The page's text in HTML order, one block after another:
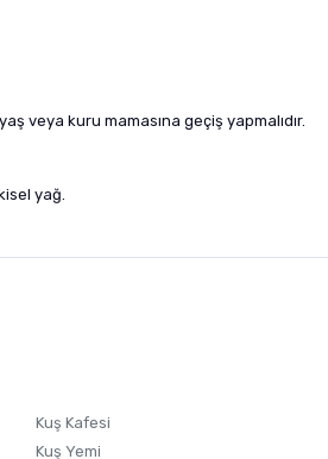
veya kuru mamasına geçiş yapmalıdır.
yağ.
Kuş Kafesi
Kuş Yemi